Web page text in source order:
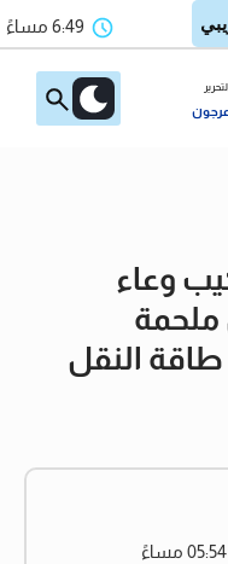
6:49 مساءً
عرجون
وعاء
ملحمة
النقل